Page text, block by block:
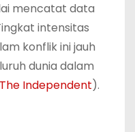
mencatat data
intensitas
konflik ini jauh
dunia dalam
The Independent)​.